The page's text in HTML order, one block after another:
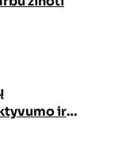
ir